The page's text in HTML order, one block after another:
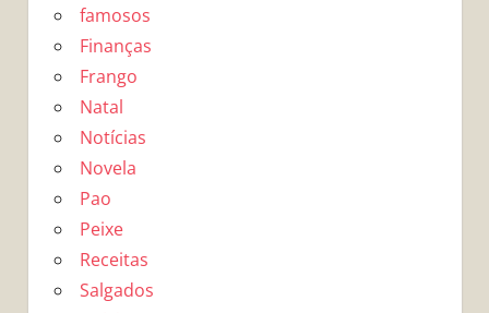
famosos
Finanças
Frango
Natal
Notícias
Novela
Pao
Peixe
Receitas
Salgados